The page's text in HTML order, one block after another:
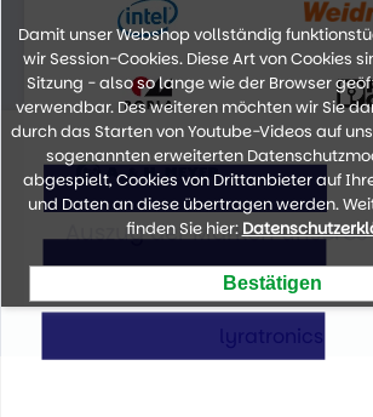
Auszug der Marken
Damit unser Webshop vollständig
wir Session-Cookies. Diese Art von Cookies
Sitzung - also so lange wie der Browser
verwendbar. Des weiteren möchten wir Sie
durch das Starten von Youtube-Videos auf
sogenannten erweiterten
abgespielt, Cookies von Drittanbieter auf
und Daten an diese übertragen werden.
finden Sie hier: